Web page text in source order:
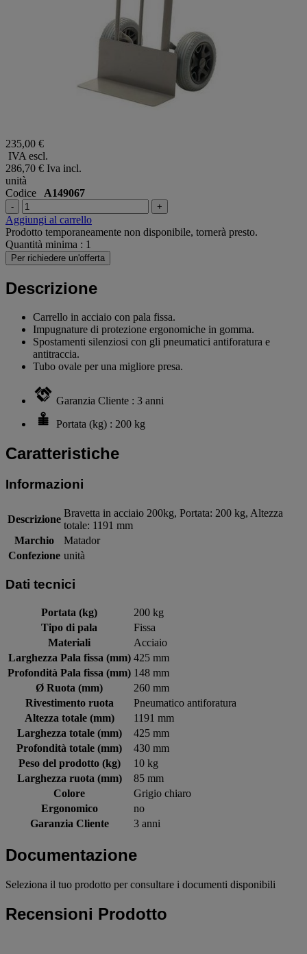
235,00 €
IVA escl.
286,70 € Iva incl.
unità
Codice A149067
- +
Aggiungi al carrello
Prodotto temporaneamente non disponibile, tornerà presto.
Quantità minima : 1
Per richiedere un'offerta
Descrizione
Carrello in acciaio con pala fissa.
Impugnature di protezione ergonomiche in gomma.
Spostamenti silenziosi con gli pneumatici antiforatura e
antitraccia.
Tubo ovale per una migliore presa.
Garanzia Cliente : 3 anni
Portata (kg) : 200 kg
Caratteristiche
Informazioni
Descrizione
Bravetta in acciaio 200kg, Portata: 200 kg, Altezza
totale: 1191 mm
Marchio
Matador
Confezione unità
Dati tecnici
Portata (kg)
200 kg
Tipo di pala
Fissa
Materiali
Acciaio
Larghezza Pala fissa (mm) 425 mm
Profondità Pala fissa (mm) 148 mm
Ø Ruota (mm)
260 mm
Rivestimento ruota
Pneumatico antiforatura
Altezza totale (mm)
1191 mm
Larghezza totale (mm)
425 mm
Profondità totale (mm)
430 mm
Peso del prodotto (kg)
10 kg
Larghezza ruota (mm)
85 mm
Colore
Grigio chiaro
Ergonomico
no
Garanzia Cliente
3 anni
Documentazione
Seleziona il tuo prodotto per consultare i documenti disponibili
Recensioni Prodotto